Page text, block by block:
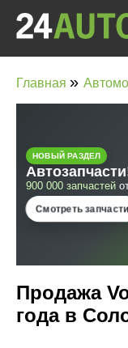
Главная »
Продажа
года в